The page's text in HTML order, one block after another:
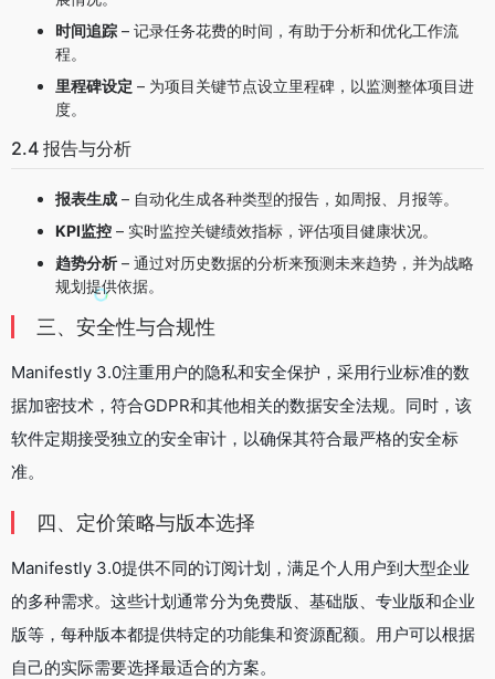
时间追踪 – 记录任务花费的时间，有助于分析和优化工作流
程。
里程碑设定 – 为项目关键节点设立里程碑，以监测整体项目进
度。
2.4 报告与分析
报表生成 – 自动化生成各种类型的报告，如周报、月报等。
KPI监控 – 实时监控关键绩效指标，评估项目健康状况。
趋势分析– 通过对历史数据的分析来预测未来趋势，并为战略
规划提供依据。
三、安全性与合规性
Manifestly 3.0注重用户的隐私和安全保护，采用行业标准的数
据加密技术，符合GDPR和其他相关的数据安全法规。同时，该
软件定期接受独立的安全审计，以确保其符合最严格的安全标
准。
四、定价策略与版本选择
Manifestly 3.0提供不同的订阅计划，满足个人用户到大型企业
的多种需求。这些计划通常分为免费版、基础版、专业版和企业
版等，每种版本都提供特定的功能集和资源配额。用户可以根据
自己的实际需要选择最适合的方案。